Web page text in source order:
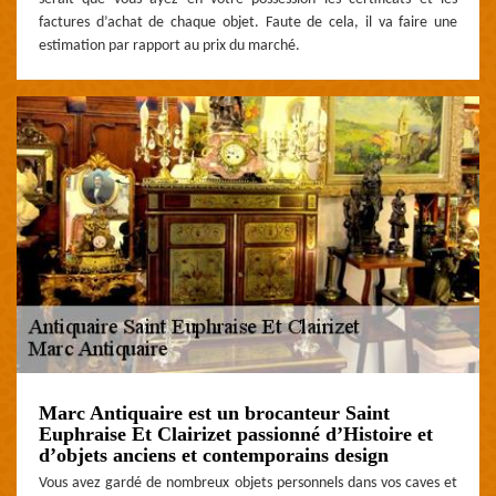
factures d’achat de chaque objet. Faute de cela, il va faire une
estimation par rapport au prix du marché.
Marc Antiquaire est un brocanteur Saint
Euphraise Et Clairizet passionné d’Histoire et
d’objets anciens et contemporains design
Vous avez gardé de nombreux objets personnels dans vos caves et